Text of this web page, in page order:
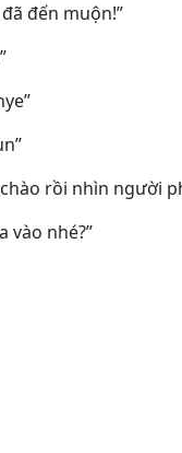
đến muộn!”
rồi nhìn người
vào nhé?”